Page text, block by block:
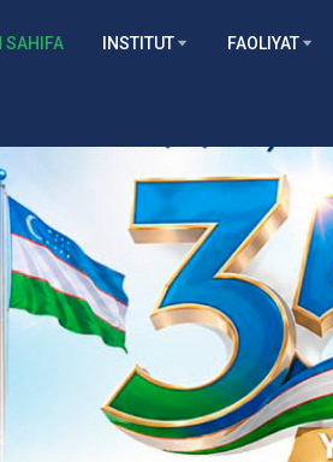
SAHIFA INSTITUT FAOLIYAT